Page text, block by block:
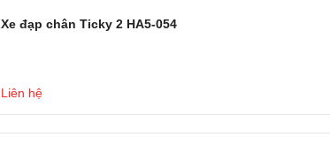
Xe đạp chân Ticky 2 HA5-054
Liên hệ